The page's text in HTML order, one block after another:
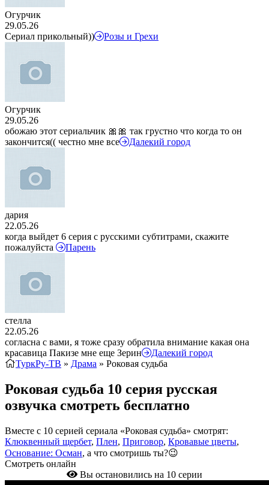
Огурчик
29.05.26
Сериал прикольный))
Розы и Грехи
Огурчик
29.05.26
обожаю этот сериальчик 🎀🎀 так грустно что когда то он
закончится(( честно мне все
Далекий город
дария
22.05.26
когда выйдет 6 серия с русскими субтитрами, скажите
пожалуйста
Парень
стелла
22.05.26
согласна с вами, я тоже сразу обратила внимание какая она
красавица Пакизе мне еще Зерин
Далекий город
ТуркРу-ТВ » Драма » Роковая судьба
Роковая судьба 10 серия русская
озвучка смотреть бесплатно
Вместе с 10 серией сериала «Роковая судьба» смотрят:
Клюквенный щербет, Плен, Приговор, Кровавые цветы,
Основание: Осман, а что смотришь ты?😉
Смотреть онлайн
Вы остановились на 10 серии